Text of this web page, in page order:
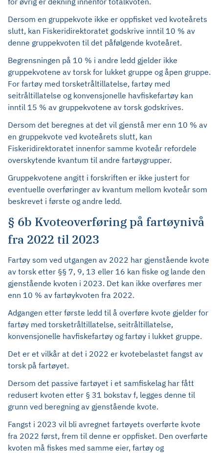
Dersom en gruppekvote ikke er oppfisket ved kvoteårets
slutt, kan Fiskeridirektoratet godskrive inntil 10 % av
denne gruppekvoten til det påfølgende kvoteåret.
Begrensningen på 10 % i andre ledd gjelder ikke
gruppekvotene av torsk for lukket gruppe og åpen gruppe.
For fartøy med torsketråltillatelse, fartøy med
seitråltillatelse og konvensjonelle havfiskefartøy kan
inntil 15 % av gruppekvotene av torsk godskrives.
Dersom det beregnes at det vil gjenstå mer enn 10 % av
en gruppekvote ved kvoteårets slutt, kan
Fiskeridirektoratet innenfor samme kvoteår refordele
overskytende kvantum til andre fartøygrupper.
Gruppekvotene angitt i forskriften er ikke justert for
eventuelle overføringer av kvantum mellom kvoteår som
beskrevet i første og andre ledd.
§ 6b Kvoteoverføring på fartøynivå
fra 2022 til 2023
Fartøy som ved utgangen av 2022 har gjenstående kvote
av torsk etter §§ 7, 9, 13 eller 16 kan fiske og lande den
gjenstående kvoten i 2023. Det kan ikke overføres mer
enn 10 % av fartøykvoten fra 2022.
Adgangen etter første ledd til å overføre kvote gjelder for
fartøy med torsketråltillatelse, seitråltillatelse,
konvensjonelle havfiskefartøy og fartøy i lukket gruppe.
Det er et vilkår at det i 2022 er kvotebelastet fangst av
torsk på fartøyet.
Dersom det passive fartøyet i et samfiskelag har fått
redusert kvoten etter § 31 bokstav f, legges denne til
grunn ved beregning av gjenstående kvote.
Fangst i 2023 vil bli avregnet fartøyets overførte kvote
fra 2022 først, frem til denne er oppfisket. Den overførte
kvoten må fiskes med samme eier, fartøy og